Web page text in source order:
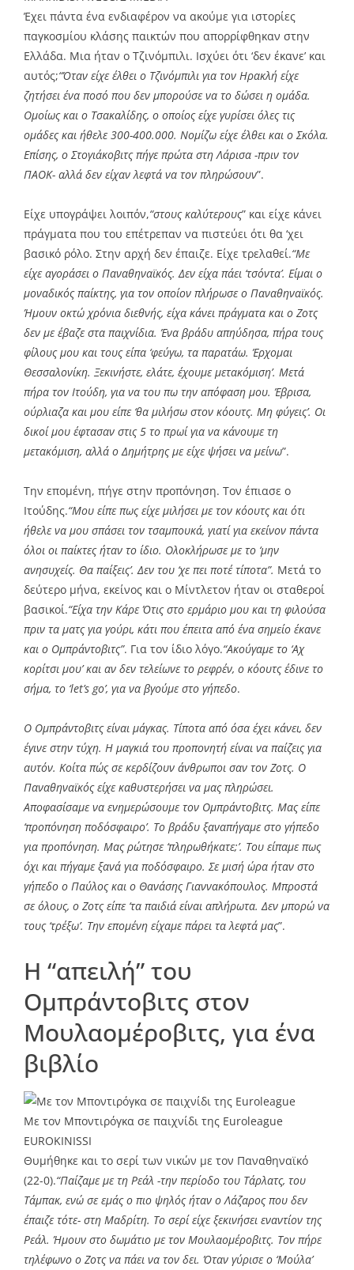
Έχει πάντα ένα ενδιαφέρον να ακούμε για ιστορίες
παγκοσμίου κλάσης παικτών που απορρίφθηκαν στην
Ελλάδα. Μια ήταν ο Τζινόμπιλι. Ισχύει ότι ‘δεν έκανε’ και
αυτός;“Όταν είχε έλθει o Τζινόμπιλι για τον Ηρακλή είχε
ζητήσει ένα ποσό που δεν μπορούσε να το δώσει η ομάδα.
Ομοίως και ο Τσακαλίδης, ο οποίος είχε γυρίσει όλες τις
ομάδες και ήθελε 300-400.000. Νομίζω είχε έλθει και ο Σκόλα.
Επίσης, ο Στογιάκοβιτς πήγε πρώτα στη Λάρισα -πριν τον
ΠΑΟΚ- αλλά δεν είχαν λεφτά να τον πληρώσουν”.
Είχε υπογράψει λοιπόν,“στους καλύτερους” και είχε κάνει
πράγματα που του επέτρεπαν να πιστεύει ότι θα ‘χει
βασικό ρόλο. Στην αρχή δεν έπαιζε. Είχε τρελαθεί.“Με
είχε αγοράσει ο Παναθηναϊκός. Δεν είχα πάει ‘τσόντα’. Είμαι ο
μοναδικός παίκτης, για τον οποίον πλήρωσε ο Παναθηναϊκός.
Ήμουν οκτώ χρόνια διεθνής, είχα κάνει πράγματα και ο Ζοτς
δεν με έβαζε στα παιχνίδια. Ένα βράδυ απηύδησα, πήρα τους
φίλους μου και τους είπα ‘φεύγω, τα παρατάω. Έρχομαι
Θεσσαλονίκη. Ξεκινήστε, ελάτε, έχουμε μετακόμιση’. Μετά
πήρα τον Ιτούδη, για να του πω την απόφαση μου. Έβρισα,
ούρλιαζα και μου είπε ‘θα μιλήσω στον κόουτς. Μη φύγεις’. Οι
δικοί μου έφτασαν στις 5 το πρωί για να κάνουμε τη
μετακόμιση, αλλά ο Δημήτρης με είχε ψήσει να μείνω”.
Την επομένη, πήγε στην προπόνηση. Τον έπιασε ο
Ιτούδης.“Μου είπε πως είχε μιλήσει με τον κόουτς και ότι
ήθελε να μου σπάσει τον τσαμπουκά, γιατί για εκείνον πάντα
όλοι οι παίκτες ήταν το ίδιο. Ολοκλήρωσε με το ‘μην
ανησυχείς. Θα παίξεις’. Δεν του ‘χε πει ποτέ τίποτα”. Μετά το
δεύτερο μήνα, εκείνος και ο Μίντλετον ήταν οι σταθεροί
βασικοί.“Είχα την Κάρε Ότις στο ερμάριο μου και τη φιλούσα
πριν τα ματς για γούρι, κάτι που έπειτα από ένα σημείο έκανε
και ο Ομπράντοβιτς”. Για τον ίδιο λόγο.“Ακούγαμε το ‘Αχ
κορίτσι μου’ και αν δεν τελείωνε το ρεφρέν, ο κόουτς έδινε το
σήμα, το ‘let’s go’, για να βγούμε στο γήπεδο.
Ο Ομπράντοβιτς είναι μάγκας. Τίποτα από όσα έχει κάνει, δεν
έγινε στην τύχη. Η μαγκιά του προπονητή είναι να παίζεις για
αυτόν. Kοίτα πώς σε κερδίζουν άνθρωποι σαν τον Ζοτς. Ο
Παναθηναϊκός είχε καθυστερήσει να μας πληρώσει.
Αποφασίσαμε να ενημερώσουμε τον Ομπράντοβιτς. Μας είπε
‘προπόνηση ποδόσφαιρο’. Το βράδυ ξαναπήγαμε στο γήπεδο
για προπόνηση. Μας ρώτησε ‘πληρωθήκατε;’. Του είπαμε πως
όχι και πήγαμε ξανά για ποδόσφαιρο. Σε μισή ώρα ήταν στο
γήπεδο ο Παύλος και ο Θανάσης Γιαννακόπουλος. Μπροστά
σε όλους, ο Ζοτς είπε ‘τα παιδιά είναι απλήρωτα. Δεν μπορώ να
τους ‘τρέξω’. Την επομένη είχαμε πάρει τα λεφτά μας”.
H “απειλή” του
Ομπράντοβιτς στον
Μουλαομέροβιτς, για ένα
βιβλίο
Με τον Μποντιρόγκα σε παιχνίδι της Euroleague
EUROKINISSI
Θυμήθηκε και το σερί των νικών με τον Παναθηναϊκό
(22-0).“Παίζαμε με τη Ρεάλ -την περίοδο του Τάρλατς, του
Τάμπακ, ενώ σε εμάς ο πιο ψηλός ήταν ο Λάζαρος που δεν
έπαιζε τότε- στη Μαδρίτη. Το σερί είχε ξεκινήσει εναντίον της
Ρεάλ. Ήμουν στο δωμάτιο με τον Μουλαομέροβιτς. Τον πήρε
τηλέφωνο ο Ζοτς να πάει να τον δει. Όταν γύρισε ο ‘Μούλα’